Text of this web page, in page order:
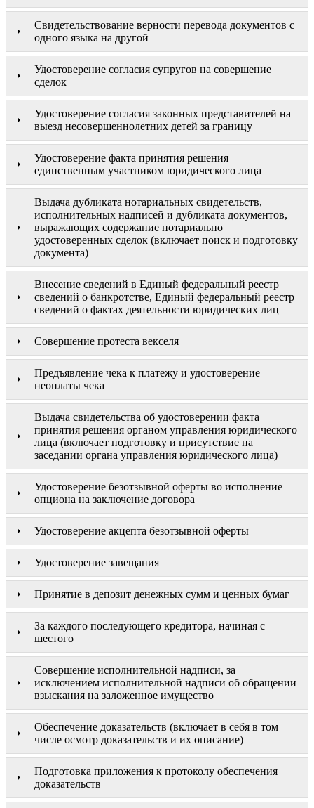
Свидетельствование верности перевода документов с
одного языка на другой
Удостоверение согласия супругов на совершение
сделок
Удостоверение согласия законных представителей на
выезд несовершеннолетних детей за границу
Удостоверение факта принятия решения
единственным участником юридического лица
Выдача дубликата нотариальных свидетельств,
исполнительных надписей и дубликата документов,
выражающих содержание нотариально
удостоверенных сделок (включает поиск и подготовку
документа)
Внесение сведений в Единый федеральный реестр
сведений о банкротстве, Единый федеральный реестр
сведений о фактах деятельности юридических лиц
Совершение протеста векселя
Предъявление чека к платежу и удостоверение
неоплаты чека
Выдача свидетельства об удостоверении факта
принятия решения органом управления юридического
лица (включает подготовку и присутствие на
заседании органа управления юридического лица)
Удостоверение безотзывной оферты во исполнение
опциона на заключение договора
Удостоверение акцепта безотзывной оферты
Удостоверение завещания
Принятие в депозит денежных сумм и ценных бумаг
За каждого последующего кредитора, начиная с
шестого
Совершение исполнительной надписи, за
исключением исполнительной надписи об обращении
взыскания на заложенное имущество
Обеспечение доказательств (включает в себя в том
числе осмотр доказательств и их описание)
Подготовка приложения к протоколу обеспечения
доказательств